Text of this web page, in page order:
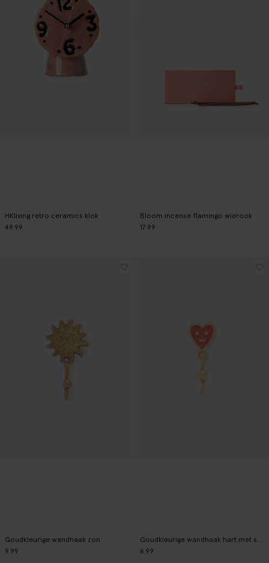
HKliving retro ceramics klok
49.99
Bloom incense flamingo wierook
17.99
Goudkleurige wandhaak zon
9.99
Goudkleurige wandhaak hart met smiley
6.99